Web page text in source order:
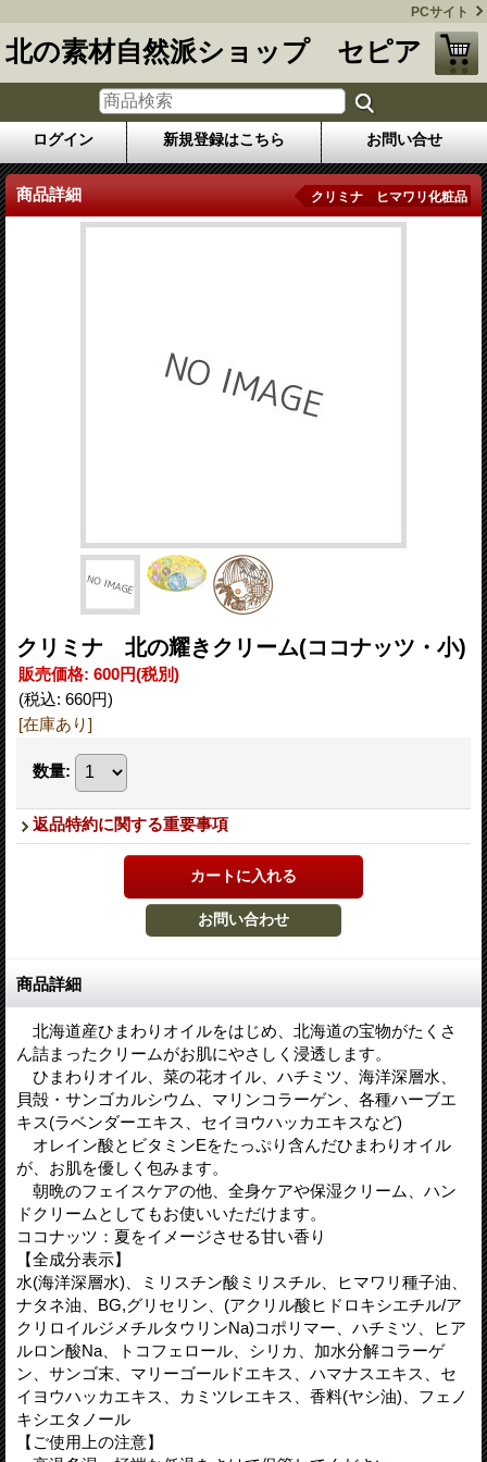
PCサイト
北の素材自然派ショップ セピア
ログイン 新規登録はこちら お問い合せ
商品詳細 クリミナ ヒマワリ化粧品
クリミナ 北の耀きクリーム(ココナッツ・小)
販売価格: 600円(税別)
(税込: 660円)
[在庫あり]
数量:
返品特約に関する重要事項
商品詳細
北海道産ひまわりオイルをはじめ、北海道の宝物がたくさ
ん詰まったクリームがお肌にやさしく浸透します。
ひまわりオイル、菜の花オイル、ハチミツ、海洋深層水、
貝殻・サンゴカルシウム、マリンコラーゲン、各種ハーブエ
キス(ラベンダーエキス、セイヨウハッカエキスなど)
オレイン酸とビタミンEをたっぷり含んだひまわりオイル
が、お肌を優しく包みます。
朝晩のフェイスケアの他、全身ケアや保湿クリーム、ハン
ドクリームとしてもお使いいただけます。
ココナッツ：夏をイメージさせる甘い香り
【全成分表示】
水(海洋深層水)、ミリスチン酸ミリスチル、ヒマワリ種子油、
ナタネ油、BG,グリセリン、(アクリル酸ヒドロキシエチル/ア
クリロイルジメチルタウリンNa)コポリマー、ハチミツ、ヒア
ルロン酸Na、トコフェロール、シリカ、加水分解コラーゲ
ン、サンゴ末、マリーゴールドエキス、ハマナスエキス、セ
イヨウハッカエキス、カミツレエキス、香料(ヤシ油)、フェノ
キシエタノール
【ご使用上の注意】